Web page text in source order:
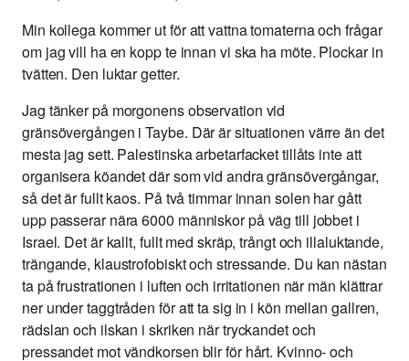
Min kollega kommer ut för att vattna tomaterna och frågar
om jag vill ha en kopp te innan vi ska ha möte. Plockar in
tvätten. Den luktar getter.
Jag tänker på morgonens observation vid
gränsövergången i Taybe. Där är situationen värre än det
mesta jag sett. Palestinska arbetarfacket tillåts inte att
organisera köandet där som vid andra gränsövergångar,
så det är fullt kaos. På två timmar innan solen har gått
upp passerar nära 6000 människor på väg till jobbet i
Israel. Det är kallt, fullt med skräp, trångt och illaluktande,
trängande, klaustrofobiskt och stressande. Du kan nästan
ta på frustrationen i luften och irritationen när män klättrar
ner under taggtråden för att ta sig in i kön mellan gallren,
rädslan och ilskan i skriken när tryckandet och
pressandet mot vändkorsen blir för hårt. Kvinno- och